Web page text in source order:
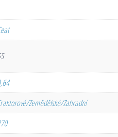
Zemědělské/Zahradní